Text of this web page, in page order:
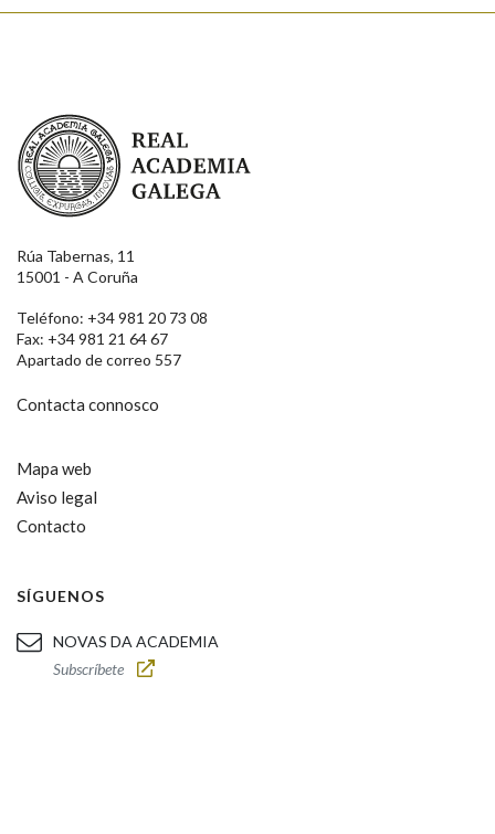
Real Academia Galega
Rúa Tabernas, 11
15001 - A Coruña
Teléfono: +34 981 20 73 08
Fax: +34 981 21 64 67
Apartado de correo 557
Contacta connosco
Mapa web
Aviso legal
Contacto
SÍGUENOS
NOVAS DA ACADEMIA
Subscríbete